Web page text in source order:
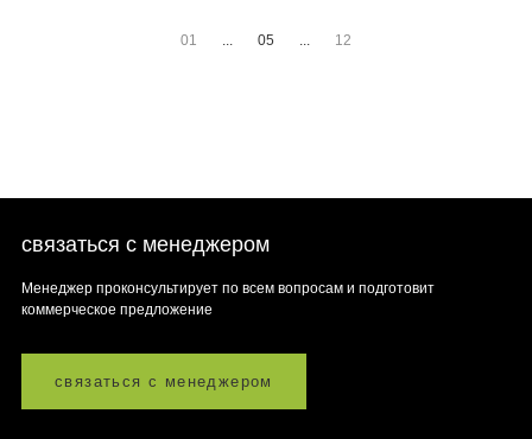
01 ... 05 ... 12
связаться с менеджером
Менеджер проконсультирует по всем вопросам и подготовит
коммерческое предложение
связаться с менеджером